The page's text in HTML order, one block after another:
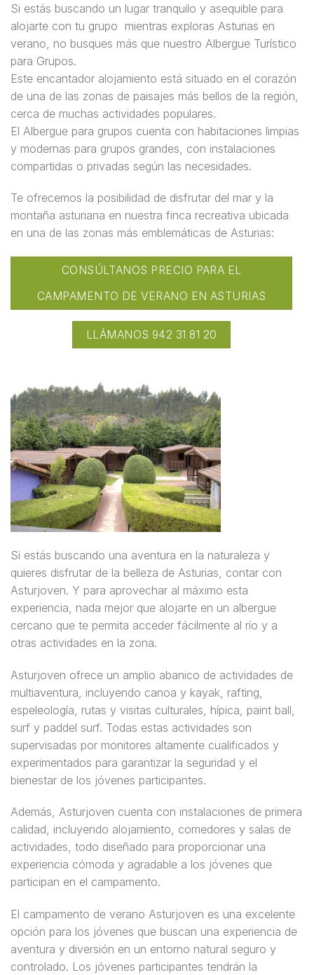
Si estás buscando un lugar tranquilo y asequible para
alojarte con tu grupo mientras exploras Asturias en
verano, no busques más que nuestro Albergue Turístico
para Grupos.
Este encantador alojamiento está situado en el corazón
de una de las zonas de paisajes más bellos de la región,
cerca de muchas actividades populares.
El Albergue para grupos cuenta con habitaciones limpias
y modernas para grupos grandes, con instalaciones
compartidas o privadas según las necesidades.
Te ofrecemos la posibilidad de disfrutar del mar y la
montaña asturiana en nuestra finca recreativa ubicada
en una de las zonas más emblemáticas de Asturias:
CONSÚLTANOS PRECIO PARA EL
CAMPAMENTO DE VERANO EN ASTURIAS
LLÁMANOS 942 31 81 20
Si estás buscando una aventura en la naturaleza y
quieres disfrutar de la belleza de Asturias, contar con
Asturjoven. Y para aprovechar al máximo esta
experiencia, nada mejor que alojarte en un albergue
cercano que te permita acceder fácilmente al río y a
otras actividades en la zona.
Asturjoven ofrece un amplio abanico de actividades de
multiaventura, incluyendo canoa y kayak, rafting,
espeleología, rutas y visitas culturales, hípica, paint ball,
surf y paddel surf. Todas estas actividades son
supervisadas por monitores altamente cualificados y
experimentados para garantizar la seguridad y el
bienestar de los jóvenes participantes.
Además, Asturjoven cuenta con instalaciones de primera
calidad, incluyendo alojamiento, comedores y salas de
actividades, todo diseñado para proporcionar una
experiencia cómoda y agradable a los jóvenes que
participan en el campamento.
El campamento de verano Asturjoven es una excelente
opción para los jóvenes que buscan una experiencia de
aventura y diversión en un entorno natural seguro y
controlado. Los jóvenes participantes tendrán la